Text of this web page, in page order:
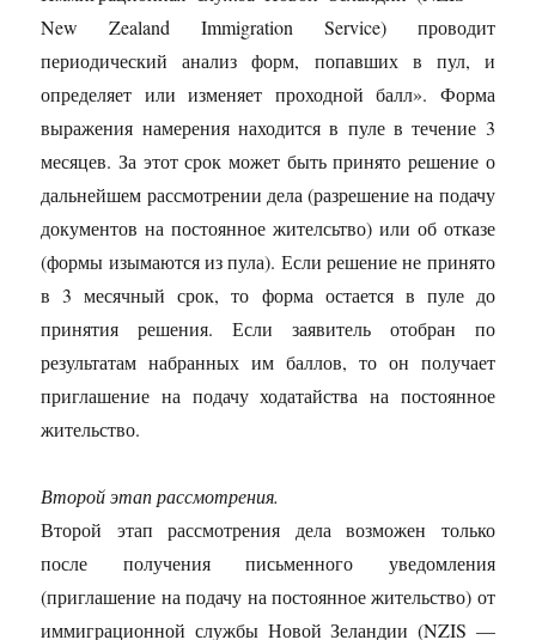
New Zealand Immigration Service) проводит
периодический анализ форм, попавших в пул, и
определяет или изменяет проходной балл». Форма
выражения намерения находится в пуле в течение 3
месяцев. За этот срок может быть принято решение о
дальнейшем рассмотрении дела (разрешение на подачу
документов на постоянное жителсьтво) или об отказе
(формы изымаются из пула). Если решение не принято
в 3 месячный срок, то форма остается в пуле до
принятия решения. Если заявитель отобран по
результатам набранных им баллов, то он получает
приглашение на подачу ходатайства на постоянное
жительство.
Второй этап рассмотрения.
Второй этап рассмотрения дела возможен только
после получения письменного уведомления
(приглашение на подачу на постоянное жительство) от
иммиграционной службы Новой Зеландии (NZIS —